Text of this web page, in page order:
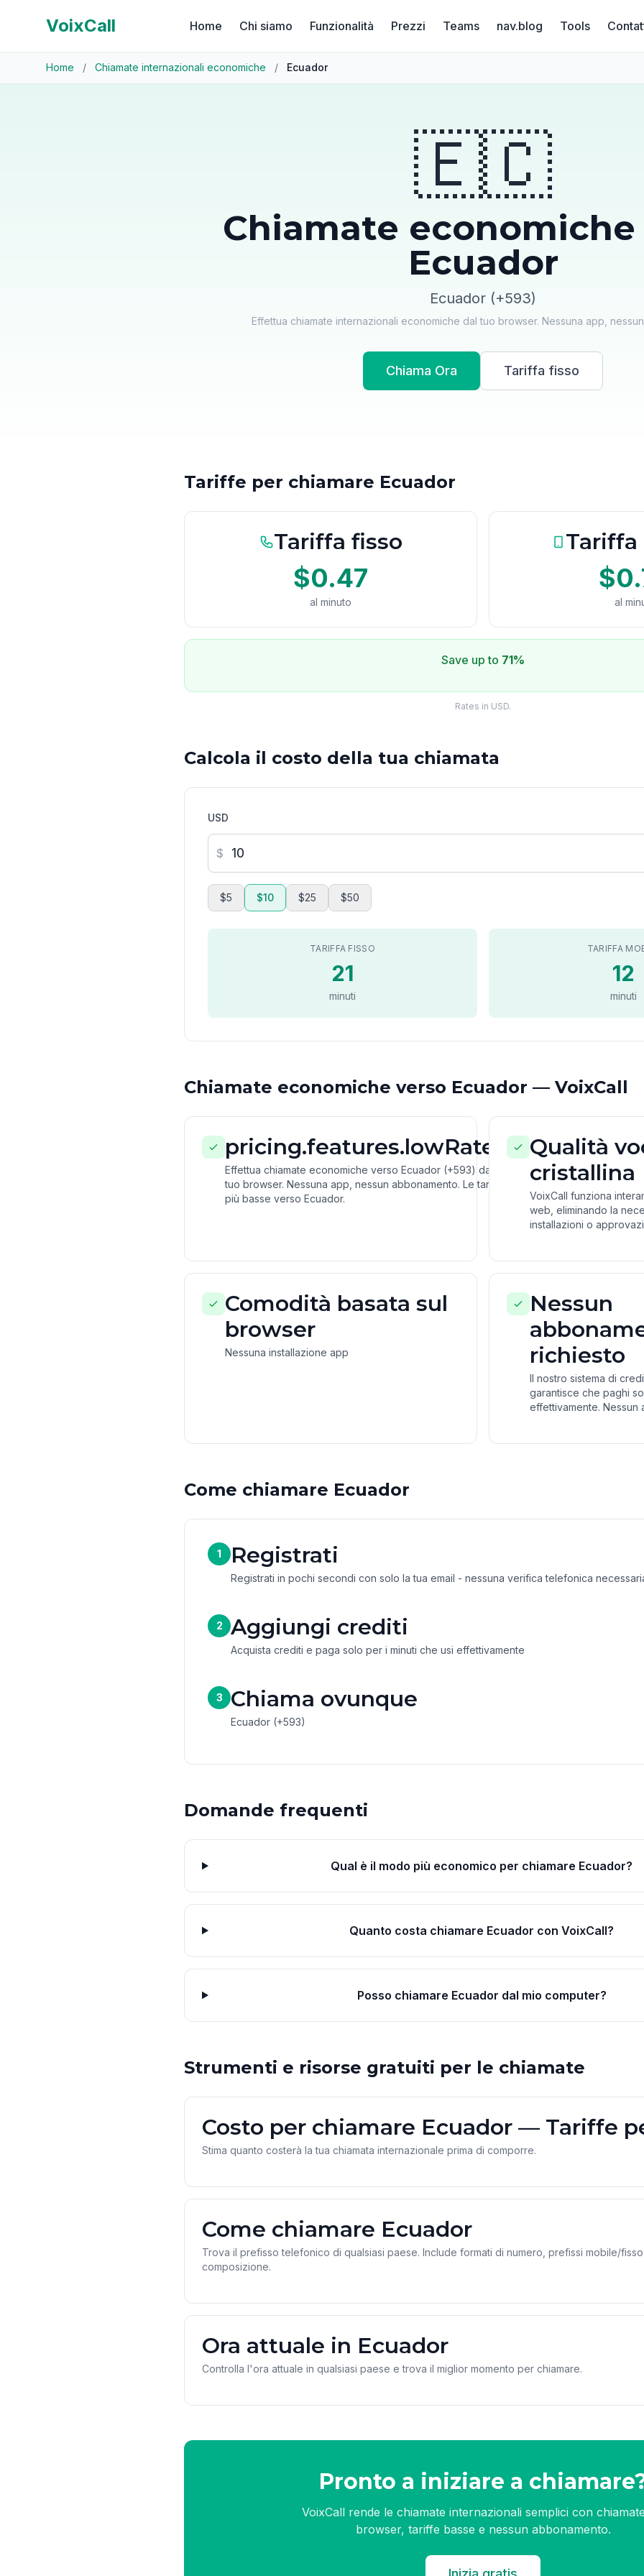
VoixCall Home Chi siamo Funzionalità Prezzi Teams nav.blog Tools
Home / Chiamate internazionali economiche / Ecuador
🇪🇨
Chiamate economiche
Ecuador
Ecuador (+593)
Effettua chiamate internazionali economiche dal tuo browser. Nessuna app,
Chiama Ora Tariffa fisso
Tariffe per chiamare Ecuador
Tariffa fisso
$0.47
al minuto al
Save up to 71%
Rates in USD.
Calcola il costo della tua chiamata
USD
$
$5 $10 $25 $50
TARIFFA FISSO
21
minuti
TARIFFA
12
minuti
Chiamate economiche verso Ecuador — VoixCall
pricing.features.lowRates
Effettua chiamate economiche verso Ecuador (+593) dal
tuo browser. Nessuna app, nessun abbonamento. Le tariffe
più basse verso Ecuador.
Qualità
cristallina
VoixCall funziona
web, eliminando la
installazioni o
Comodità basata sul
browser
Nessuna installazione app
Nessun
richiesto
Il nostro sistema di
garantisce che paghi
effettivamente. Nessun
Come chiamare Ecuador
1 Registrati
Registrati in pochi secondi con solo la tua email - nessuna verifica telefonica
2 Aggiungi crediti
Acquista crediti e paga solo per i minuti che usi effettivamente
3 Chiama ovunque
Ecuador (+593)
Domande frequenti
Qual è il modo più economico per chiamare Ecuador?
Quanto costa chiamare Ecuador con VoixCall?
Posso chiamare Ecuador dal mio computer?
Strumenti e risorse gratuiti per le chiamate
Costo per chiamare Ecuador — Tariffe
Stima quanto costerà la tua chiamata internazionale prima di comporre.
Come chiamare Ecuador
Trova il prefisso telefonico di qualsiasi paese. Include formati di numero, prefissi mobile/
composizione.
Ora attuale in Ecuador
Controlla l'ora attuale in qualsiasi paese e trova il miglior momento per chiamare.
Pronto a iniziare a
VoixCall rende le chiamate internazionali semplici con
browser, tariffe basse e nessun abbonamento.